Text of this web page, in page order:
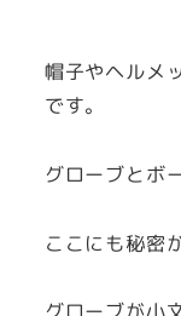
帽子やヘルメ
です。
グローブとボ
ここにも秘密